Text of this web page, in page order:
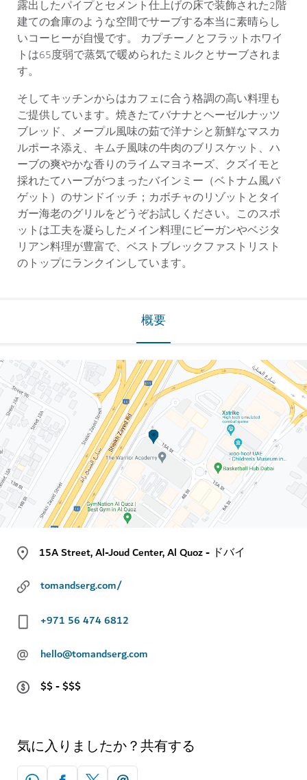
露出したパイプとセメント仕上げの床で装飾された2階
建ての倉庫のような空間でサーブする本当に素晴らし
いコーヒーが自慢です。 カプチーノとフラットホワイ
トは65度弱で蒸気で暖められたミルクとサーブされま
す。
そしてキッチンからはカフェに合う格調の高い料理も
ご提供しています。焼きたてバナナとヘーゼルナッツ
ブレッド、メープル風味の茹で洋ナシと新鮮なマスカ
ルポーネ添え、キムチ風味の牛肉のブリスケット、ハ
ーブの爽やかな香りのライムマヨネーズ、クズイモと
採れたてハーブがつまったバインミー（ベトナム風バ
ゲット）のサンドイッチ；カボチャのリゾットとタイ
ガー海老のグリルをどうぞお試しください。このスポ
ットは工夫を凝らしたメイン料理にビーガンやベジタ
リアン料理が豊富で、ベストブレックファストリスト
のトップにランクインしています。
概要
15A Street, Al-Joud Center, Al Quoz - ドバイ
tomandserg.com/
+971 56 474 6812
@
hello@tomandserg.com
$$ - $$$
気に入りましたか？共有する